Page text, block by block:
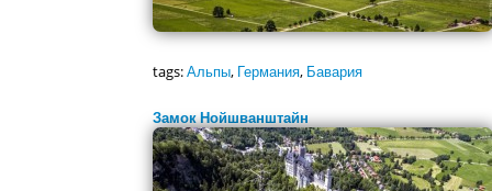
tags:Альпы, Германия, Бавария
Замок Нойшванштайн